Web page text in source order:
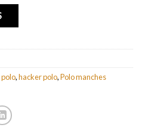
,hacker polo,Polo manches